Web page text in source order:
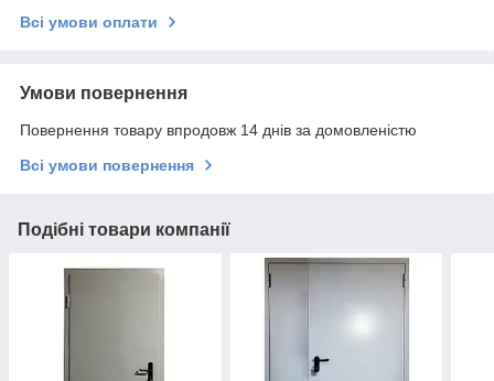
Всі умови оплати
Умови повернення
Повернення товару впродовж 14 днів за домовленістю
Всі умови повернення
Подібні товари компанії